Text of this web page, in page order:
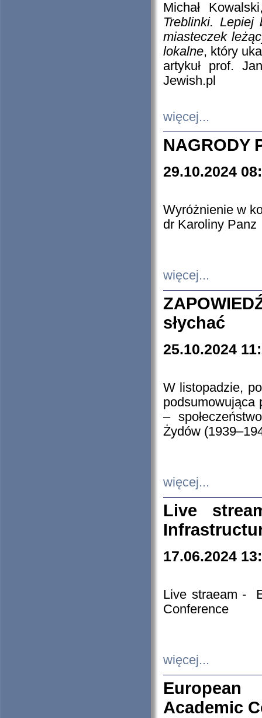
Michał
Treblinki. Lepiej
miasteczek
lokalne, który
artykuł prof.
Jewish.pl
więcej...
NAGRODY
29.10.2024
Wyróżnienie w
dr Karoliny Panz
więcej...
słychać
25.10.2024
W listopadzie,
podsumowująca
–
Żydów
więcej...
Live
17.06.2024
Live straeam -
Conference
więcej...
European
Academic